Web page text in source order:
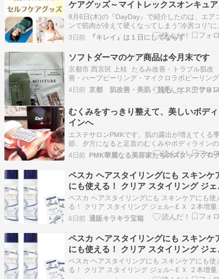
ケアグッズ～マイトレックスオンキュ
シャクティマット
8月6日(木)の『DayDay』で紹介したのは、エア
ンで筋肉が冷えて硬くなってしまう”冷房コリ”に
ススメの「セルフケアグッズ」。 目次冷房コリ
オススメ！セルフケアグッズMYTREX(マイトレ
クス) ONCURE オンキュアDOCTORAIR(ドクタ
エア) イヤラボmi…
3日前 『キレイ』は１日にしてならず
ソフトダーマのケア商品は今月末です
京都市 西京区 上桂 たるみ改善・トラブル肌改
善・ハーブピーリング・マイクロラボピーリン
ラミネーションピール・まつげパーマ・エステ
ン La saison beaute（ラ・セゾンボーテ）です
水分補給しっかりしましょうね！…
4日前
むくみをすっきり整えて、美しいボデ
インへ
エステサロンPMKです。肌の露出が増えてくる
節、夕方になると足首のむくみやボディライン
化が気になる方も多いのではないでしょうか。
は、そんなお悩みにおすすめのケアをご紹介しま
す。「むくみやすく、体がすっきりしない」「
ィラインを整えたい」「筋肉にもアプローチした
い」そ…
4日前 PMK華麗なる美容家たちのスタッフブロ
ペスカ ヘアスタイリングにも スキンケ
にも使える！ クリア スタイリング ジェ
−ＥＸ ２本増量セット
ペスカ ヘアスタイリングにも スキンケアにも使
る！ クリア スタイリング ジェル−ＥＸ ２本増量
ット※画像クリックで商品詳細へペスカ ヘアス
イリングにも スキンケアにも使える！ クリア
イリング ジェル−ＥＸ ２本増量セット＜ペスカ
り、髪の根元に揉み込むようになじま…
6日前 通販キラキラ宝箱
ペスカ ヘアスタイリングにも スキンケ
にも使える！ クリア スタイリング ジェ
−ＥＸ ２本増量セット
ペスカ ヘアスタイリングにも スキンケアにも使
る！ クリア スタイリング ジェル−ＥＸ ２本増量